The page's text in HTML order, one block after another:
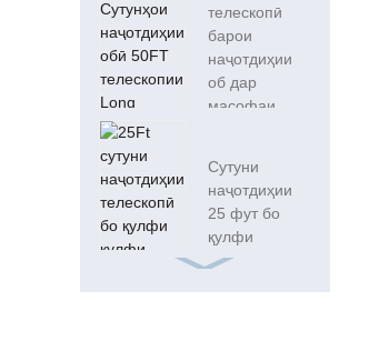
телескопӣ
барои
наҷотдиҳии
об дар
масофаи
Сутуни
наҷотдиҳии
25 фут бо
қулфи
телескопӣ ...